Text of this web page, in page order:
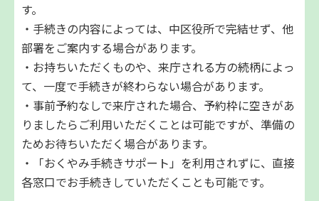
す。
・⼿続きの内容によっては、中区役所で完結せず、他
部署をご案内する場合があります。
・お持ちいただくものや、来庁される⽅の続柄によっ
て、⼀度で⼿続きが終わらない場合があります。
・事前予約なしで来庁された場合、予約枠に空きがあ
りましたらご利用いただくことは可能ですが、準備の
ためお待ちいただく場合があります。
・「おくやみ⼿続きサポート」を利⽤されずに、直接
各窓⼝でお⼿続きしていただくことも可能です。